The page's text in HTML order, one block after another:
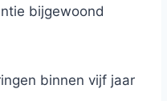
bijgewoond
binnen vijf jaar